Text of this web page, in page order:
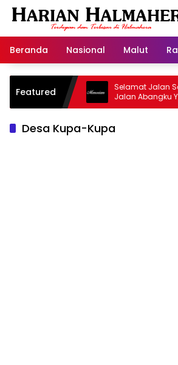
Langsung
Beranda
Nasional Malut
Featured
Warisan
Selamat Jalan Sang
Jalan Abangku Yuslam
Desa Kupa-Kupa